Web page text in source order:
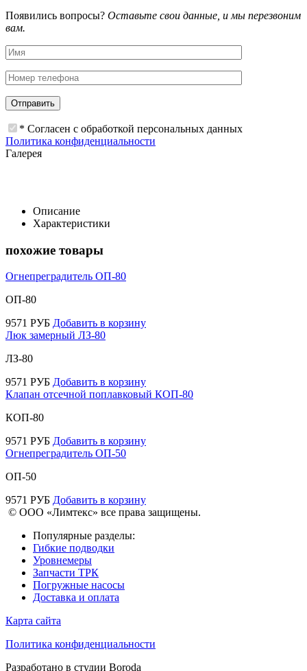
Появились вопросы? Оставьте свои данные, и мы перезвоним
вам.
* Согласен с обработкой персональных данных
Политика конфиденциальности
Галерея
Описание
Характеристики
похожие товары
Огнепреградитель ОП-80
ОП-80
9571 РУБ Добавить в корзину
Люк замерный ЛЗ-80
ЛЗ-80
9571 РУБ Добавить в корзину
Клапан отсечной поплавковый КОП-80
КОП-80
9571 РУБ Добавить в корзину
Огнепреградитель ОП-50
ОП-50
9571 РУБ Добавить в корзину
© ООО «Лимтекс» все права защищены.
Популярные разделы:
Гибкие подводки
Уровнемеры
Запчасти ТРК
Погружные насосы
Доставка и оплата
Карта сайта
Политика конфиденциальности
Разработано в студии Boroda